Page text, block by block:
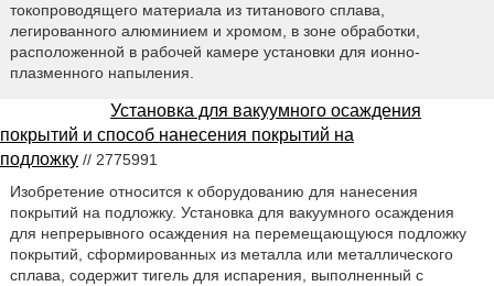
токопроводящего материала из титанового сплава,
легированного алюминием и хромом, в зоне обработки,
расположенной в рабочей камере установки для ионно-
плазменного напыления.
Установка для вакуумного осаждения
покрытий и способ нанесения покрытий на
подложку // 2775991
Изобретение относится к оборудованию для нанесения
покрытий на подложку. Установка для вакуумного осаждения
для непрерывного осаждения на перемещающуюся подложку
покрытий, сформированных из металла или металлического
сплава, содержит тигель для испарения, выполненный с